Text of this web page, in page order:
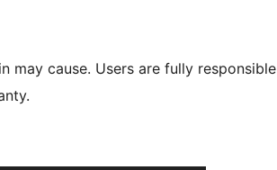
may cause. Users are fully responsible